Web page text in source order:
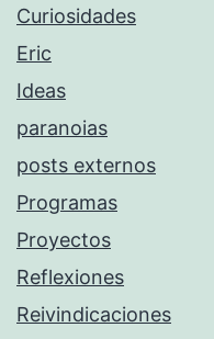
Curiosidades
Eric
Ideas
paranoias
posts externos
Programas
Proyectos
Reflexiones
Reivindicaciones